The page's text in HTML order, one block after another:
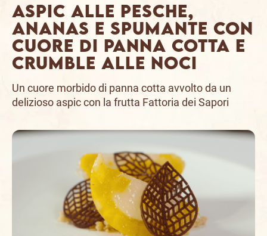
ASPIC ALLE PESCHE,
ANANAS E SPUMANTE CON
CUORE DI PANNA COTTA E
CRUMBLE ALLE NOCI
Un cuore morbido di panna cotta avvolto da un
delizioso aspic con la frutta Fattoria dei Sapori